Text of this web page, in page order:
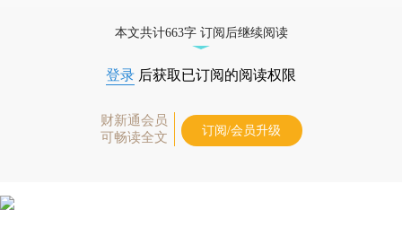
本文共计663字 订阅后继续阅读
登录 后获取已订阅的阅读权限
财新通会员
可畅读全文
订阅/会员升级